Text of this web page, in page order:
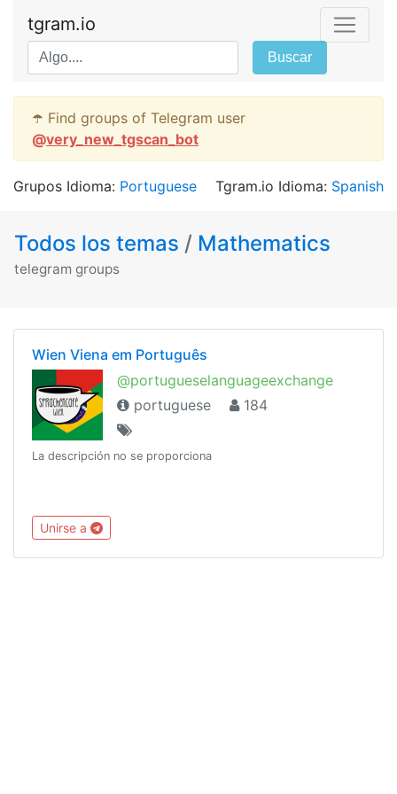
tgram.io
Buscar
☂️ Find groups of Telegram user
@very_new_tgscan_bot
Grupos Idioma: Portuguese Tgram.io Idioma: Spanish
Todos los temas / Mathematics
telegram groups
Wien Viena em Português
@portugueselanguageexchange
portuguese
184
La descripción no se proporciona
Unirse a